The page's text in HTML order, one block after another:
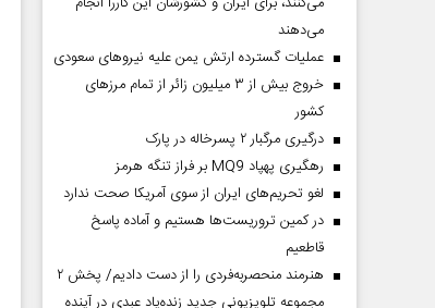
می‌دهند
عملیات گسترده ارتش یمن علیه نیروهای سعودی
خروج بیش از ۳ میلیون زائر از تمام مرز‌های
کشور
درگیری مرگبار ۲ پسرخاله در پارک
رهگیری پهپاد MQ9 بر فراز تنگه هرمز
لغو تحریم‌های ایران از سوی آمریکا صحت ندارد
در کمین تروریست‌ها هستیم و آماده پاسخ
قاطعیم
هنرمند منحصر‌به‌فردی را از دست دادیم/ پخش ۲
مجموعه تلویزیونی جدید زنده‌یاد عبدی در آینده